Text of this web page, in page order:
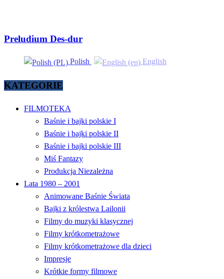
Preludium Des-dur
Polish English
KATEGORIE
FILMOTEKA
Baśnie i bajki polskie I
Baśnie i bajki polskie II
Baśnie i bajki polskie III
Miś Fantazy
Produkcja Niezależna
Lata 1980 – 2001
Animowane Baśnie Świata
Bajki z królestwa Lailonii
Filmy do muzyki klasycznej
Filmy krótkometrażowe
Filmy krótkometrażowe dla dzieci
Impresje
Krótkie formy filmowe